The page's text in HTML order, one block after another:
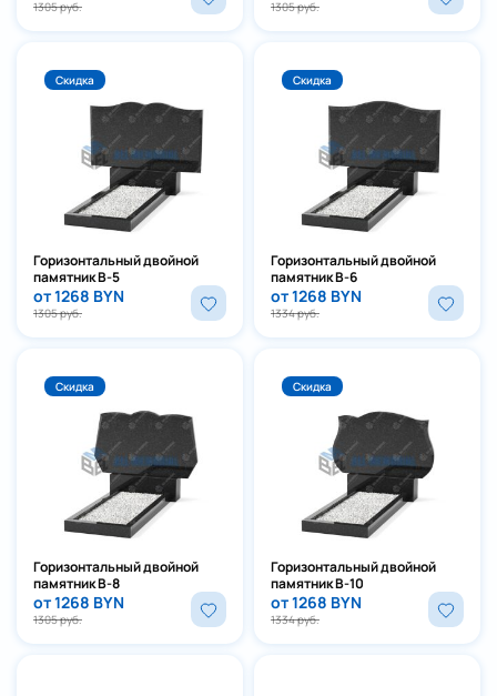
1305 руб. 1305 руб.
Скидка
Горизонтальный двойной
памятник В-5
от 1268 BYN
1305 руб.
Скидка
Горизонтальный двойной
памятник В-6
от 1268 BYN
1334 руб.
Скидка
Горизонтальный двойной
памятник В-8
от 1268 BYN
1305 руб.
Скидка
Горизонтальный двойной
памятник В-10
от 1268 BYN
1334 руб.